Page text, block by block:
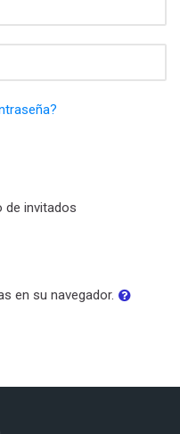
de invitados
en su navegador.